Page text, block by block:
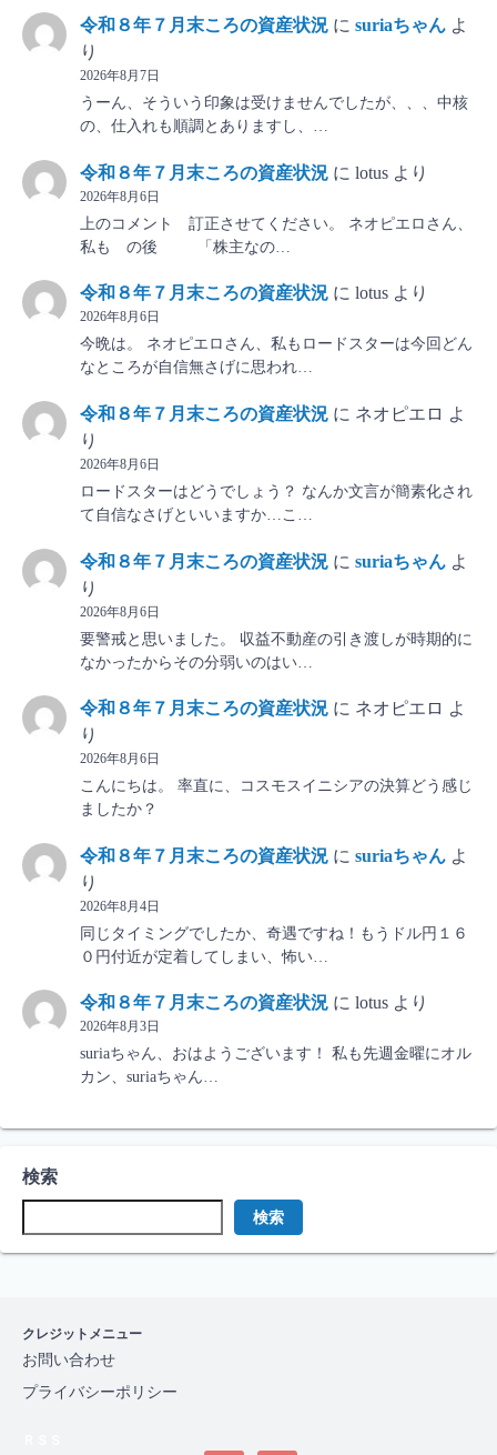
令和８年７月末ころの資産状況 に suriaちゃん よ
り
2026年8月7日
うーん、そういう印象は受けませんでしたが、、、中核
の、仕入れも順調とありますし、…
令和８年７月末ころの資産状況 に lotus より
2026年8月6日
上のコメント 訂正させてください。 ネオピエロさん、
私も の後 「株主なの…
令和８年７月末ころの資産状況 に lotus より
2026年8月6日
今晩は。 ネオピエロさん、私もロードスターは今回どん
なところが自信無さげに思われ…
令和８年７月末ころの資産状況 に ネオピエロ よ
り
2026年8月6日
ロードスターはどうでしょう？ なんか文言が簡素化され
て自信なさげといいますか…こ…
令和８年７月末ころの資産状況 に suriaちゃん よ
り
2026年8月6日
要警戒と思いました。 収益不動産の引き渡しが時期的に
なかったからその分弱いのはい…
令和８年７月末ころの資産状況 に ネオピエロ よ
り
2026年8月6日
こんにちは。 率直に、コスモスイニシアの決算どう感じ
ましたか？
令和８年７月末ころの資産状況 に suriaちゃん よ
り
2026年8月4日
同じタイミングでしたか、奇遇ですね！もうドル円１６
０円付近が定着してしまい、怖い…
令和８年７月末ころの資産状況 に lotus より
2026年8月3日
suriaちゃん、おはようございます！ 私も先週金曜にオル
カン、suriaちゃん…
検索
検索
クレジットメニュー
お問い合わせ
プライバシーポリシー